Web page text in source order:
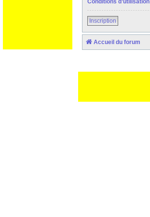
Conditions d’utilisation
Inscription
Accueil du forum